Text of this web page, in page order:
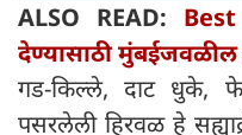
ALSO READ:
देण्यासाठी मुंबईजवळील
गड-किल्ले, दाट धुके,
पसरलेली हिरवळ हे